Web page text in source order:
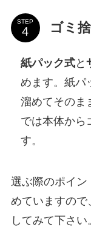
STEP ゴミ
紙パック式と
めます。紙パ
溜めてそのま
では本体から
す。
選ぶ際のポイン
めていますので
してみて下さい